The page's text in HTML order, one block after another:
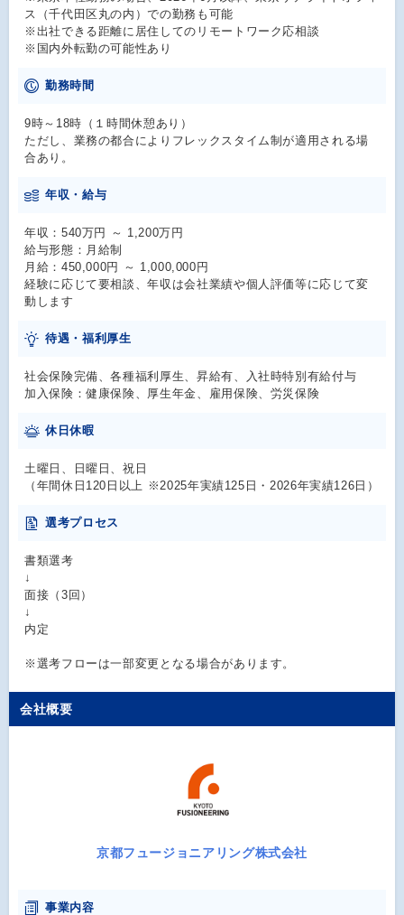
ス（千代田区丸の内）での勤務も可能
※出社できる距離に居住してのリモートワーク応相談
※国内外転勤の可能性あり
勤務時間
9時～18時（１時間休憩あり）
ただし、業務の都合によりフレックスタイム制が適用される場
合あり。
年収・給与
年収：540万円 ～ 1,200万円
給与形態：月給制
月給：450,000円 ～ 1,000,000円
経験に応じて要相談、年収は会社業績や個人評価等に応じて変
動します
待遇・福利厚生
社会保険完備、各種福利厚生、昇給有、入社時特別有給付与
加入保険：健康保険、厚生年金、雇用保険、労災保険
休日休暇
土曜日、日曜日、祝日
（年間休日120日以上 ※2025年実績125日・2026年実績126日）
選考プロセス
書類選考
↓
面接（3回）
↓
内定
※選考フローは一部変更となる場合があります。
会社概要
京都フュージョニアリング株式会社
事業内容